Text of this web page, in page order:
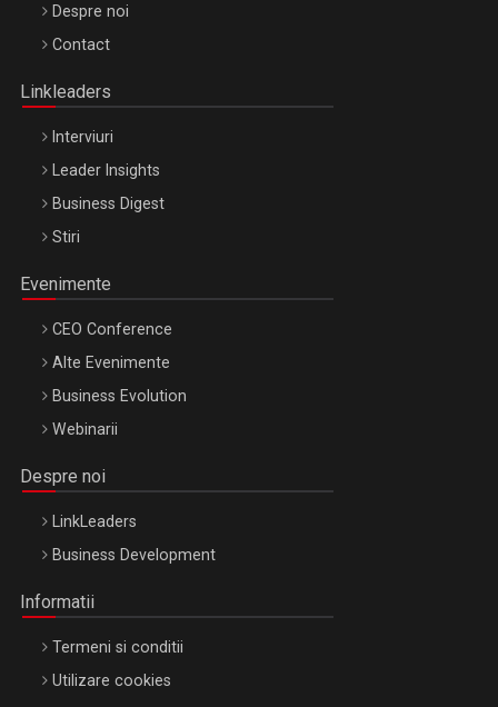
Be Inspired. Make it Happen!, ARTEMIS LETO, ORADEA, 8
Octombrie
Despre noi
Contact
Linkleaders
Interviuri
Leader Insights
Business Digest
Stiri
Evenimente
CEO Conference
Alte Evenimente
Business Evolution
Webinarii
Despre noi
LinkLeaders
Business Development
Informatii
Termeni si conditii
Utilizare cookies